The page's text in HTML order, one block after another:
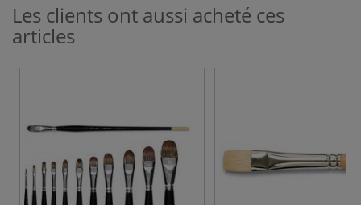
Les clients ont aussi acheté ces
articles